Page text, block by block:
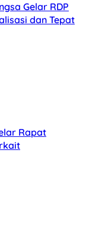
Gelar RDP
dan Tepat
Rapat